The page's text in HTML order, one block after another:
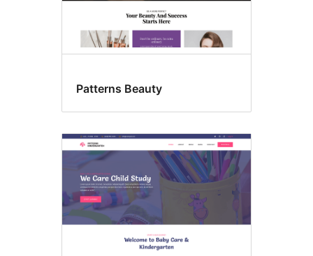
Patterns Beauty